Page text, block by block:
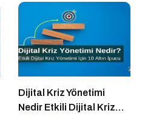
Dijital Kriz Yönetimi
Nedir Etkili Dijital Kriz